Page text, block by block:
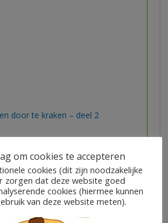
door te kraken – deel 2
€9,95
van Diggelen
In winkelwagen
om cookies te accepteren
cookies (dit zijn noodzakelijke
zorgen dat deze website goed
cookies (hiermee kunnen
van deze website meten).